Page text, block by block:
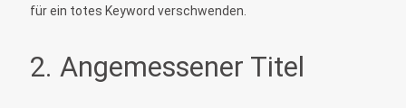
für ein totes Keyword verschwenden.
2. Angemessener Titel